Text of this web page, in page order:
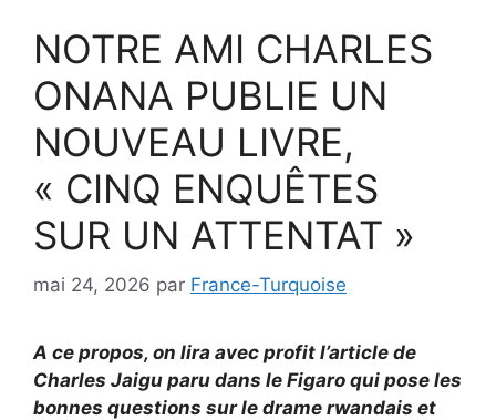
NOTRE AMI CHARLES
ONANA PUBLIE UN
NOUVEAU LIVRE,
« CINQ ENQUÊTES
SUR UN ATTENTAT »
mai 24, 2026 par France-Turquoise
A ce propos, on lira avec profit l’article de
Charles Jaigu paru dans le Figaro qui pose les
bonnes questions sur le drame rwandais et